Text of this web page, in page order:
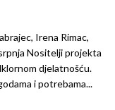
Irena Rimac,
Nositelji projekta
djelatnošću.
i potrebama...